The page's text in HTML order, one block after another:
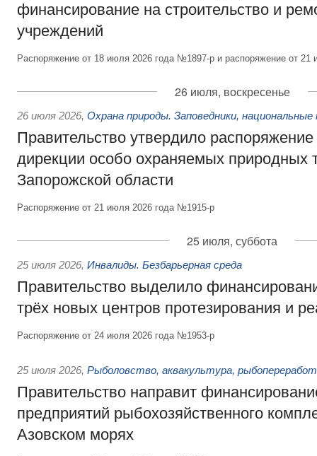
финансирование на строительство и
учреждений
Распоряжение от 18 июля 2026 года №1897-р и распоряжение от
26 июля, воскресенье
26 июля 2026, Охрана природы. Заповедники, национальные
Правительство утвердило
дирекции особо охраняемых природных
Запорожской области
Распоряжение от 21 июля 2026 года №1915-р
25 июля, суббота
25 июля 2026, Инвалиды. Безбарьерная среда
Правительство выделило
трёх новых центров протезирования и
Распоряжение от 24 июля 2026 года №1953-р
25 июля 2026, Рыболовство, аквакультура,
Правительство направит
предприятий рыбохозяйственного
Азовском морях